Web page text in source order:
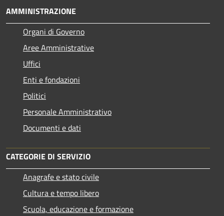
AMMINISTRAZIONE
Organi di Governo
Aree Amministrative
Uffici
Enti e fondazioni
Politici
Personale Amministrativo
Documenti e dati
CATEGORIE DI SERVIZIO
Anagrafe e stato civile
Cultura e tempo libero
Scuola, educazione e formazione